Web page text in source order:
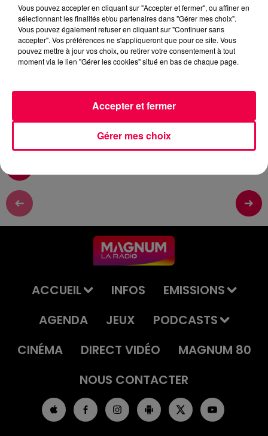
8 juin 2026 - 2 min 30 sec
QUIZZ TONIC AVEC AGNÈS D'HAMMEVILLE
QUIZZ TONIC avec Agnès d'Hammeville (8/06)
ACCUEIL INFOS
EMISSIONS
AGENDA
JEUX
PODCASTS
CINÉMA
DIRECT VIDÉO
MAGNUM 80
NOUS CONTACTER
Vous pouvez accepter en cliquant sur "Accepter et fermer", ou affiner en
sélectionnant les finalités et/ou partenaires dans "Gérer mes choix".
Vous pouvez également refuser en cliquant sur "Continuer sans
accepter". Vos préférences ne s'appliqueront que pour ce site. Vous
pouvez mettre à jour vos choix, ou retirer votre consentement à tout
moment via le lien "Gérer les cookies" situé en bas de chaque page.
Gérer mes choix
Accepter et fermer